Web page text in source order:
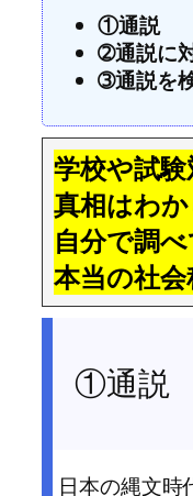
①通説
➁通説に
➂通説を
学校や試験
真相はわか
自分で調
本当の社会
①通説
日本の縄文時